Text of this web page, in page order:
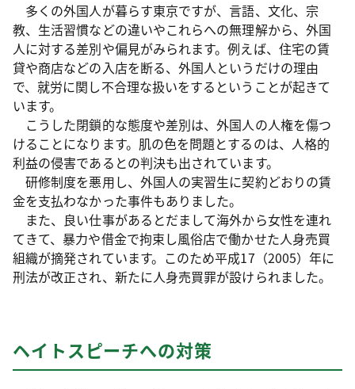
多くの外国人が暮らす東京ですが、言語、文化、宗
教、生活習慣などの違いやこれらへの無理解から、外国
人に対する差別や偏見がみられます。例えば、住宅の賃
貸や商店などの入店を断る、外国人というだけの理由
で、就労に関し不合理な扱いをするということが起きて
います。
こうした閉鎖的な態度や差別は、外国人の人権を傷つ
けることになります。肌の色を問題とするのは、人格的
利益の侵害であるとの判決も出されています。
研修制度を悪用し、外国人の実習生に契約どおりの賃
金を支払わなかった事件もありました。
また、良い仕事があるとだまして海外から女性を連れ
てきて、暴力や借金で拘束し風俗店で働かせた人身売買
組織が摘発されています。このため平成17（2005）年に
刑法が改正され、新たに人身売買罪が設けられました。
ヘイトスピーチへの対策